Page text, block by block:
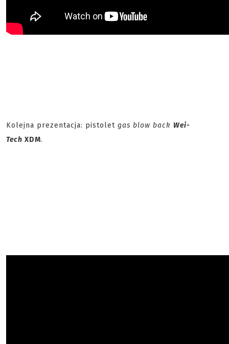
Kolejna prezentacja: pistolet gas blow back Wei-
Tech XDM.